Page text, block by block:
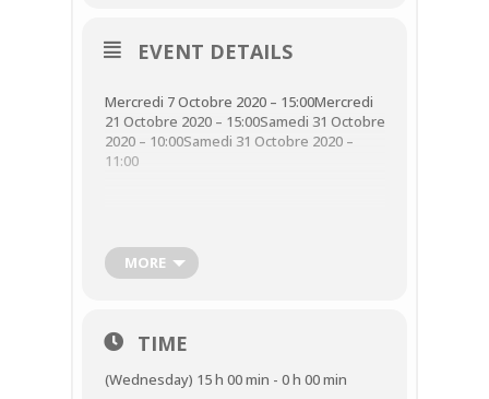
EVENT DETAILS
Mercredi 7 Octobre 2020 – 15:00Mercredi
21 Octobre 2020 – 15:00Samedi 31 Octobre
2020 – 10:00Samedi 31 Octobre 2020 –
11:00
à 15h
– Petit-déjeuner littéraire : samedi 31
MORE
TIME
(Wednesday) 15 h 00 min - 0 h 00 min